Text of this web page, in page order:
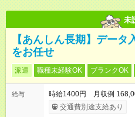
未
【あんしん長期】デー
をお任せ
派遣 職種未経験OK ブランクOK
給与
時給1400円 月収例
交通費別途支給あり